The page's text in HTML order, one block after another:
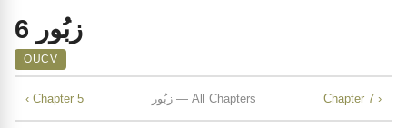
زبُور 6
OUCV
‹ Chapter 5 زبُور — All Chapters Chapter 7 ›